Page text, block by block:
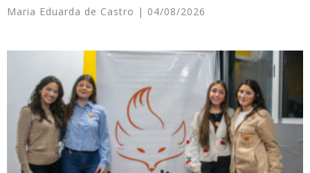
Maria Eduarda de Castro 04/08/2026